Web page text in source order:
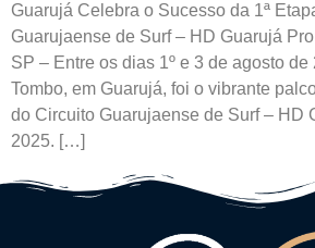
Guarujá Celebra o Sucesso da 1ª
Guarujaense de Surf – HD Guarujá
SP – Entre os dias 1º e 3 de agosto
Tombo, em Guarujá, foi o vibrante
do Circuito Guarujaense de Surf – HD
2025. […]